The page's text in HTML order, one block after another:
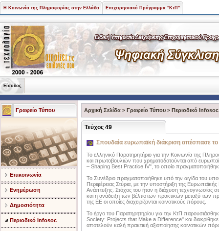
Η Κοινωνία της Πληροφορίας στην Ελλάδα Επιχειρησιακό Πρόγραμμα "ΚτΠ"
Είσοδος
Γραφείο Τύπου
Επικοινωνία
Ενημέρωση
Δημοσιότητα
Περιοδικό Infosoc
Αρχική Σελίδα > Γραφείο Τύπου > Περιοδικό Infosoc
Τεύχος 49
Σπουδαία ευρωπαϊκή διάκριση απέσπασε
Το ελληνικό Παρατηρητήριο για την Κοινωνία της
και πρωτοβουλιών που χρηματοδοτούνται από
– Shaping Best Practice IV", το οποίο
Το Συνέδριο πραγματοποιήθηκε υπό την αιγίδα του
Περιφέρειας Στύρια, με την υποστήριξη της
Ανάπτυξης. Στόχος του ήταν η διάχυση τεχνογνωσίας
και η ανάδειξη των βέλτιστων πρακτικών μεταξύ των
της ΕΕ οι οποίες διαχειρίζονται κοινοτικούς πόρους.
Το έργο του Παρατηρητηρίου για την ΚτΠ
Society: Projects that Make a Difference" και
αποτελούν καλή πρακτική αξιοποίησης κοινοτικών